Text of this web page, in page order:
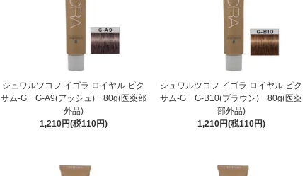
シュワルツコフ イゴラ ロイヤル ピク
サム-G G-A9(アッシュ) 80g(医薬部
外品)
1,210円(税110円)
シュワルツコフ イゴラ ロイヤル ピク
サム-G G-B10(ブラウン) 80g(医薬
部外品)
1,210円(税110円)